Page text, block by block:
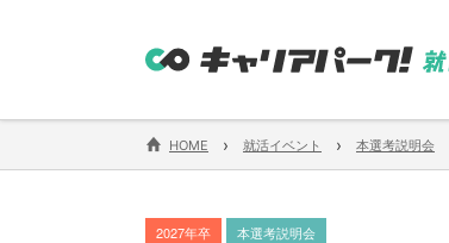
HOME › 就活イベント › 本選考説明会
2027年卒 本選考説明会